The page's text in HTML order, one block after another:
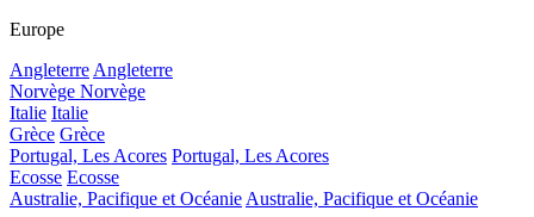
Europe
Angleterre Angleterre
Norvège Norvège
Italie Italie
Grèce Grèce
Portugal, Les Acores Portugal, Les Acores
Ecosse Ecosse
Australie, Pacifique et Océanie Australie, Pacifique et Océanie